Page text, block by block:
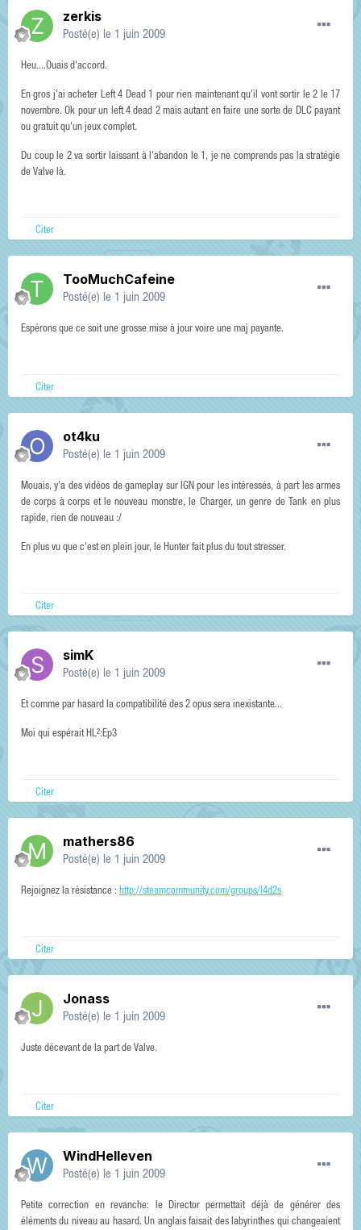
zerkis
Posté(e) le 1 juin 2009
Heu....Ouais d'accord.
En gros j'ai acheter Left 4 Dead 1 pour rien maintenant qu'il vont sortir le 2 le 17
novembre. Ok pour un left 4 dead 2 mais autant en faire une sorte de DLC payant
ou gratuit qu'un jeux complet.
Du coup le 2 va sortir laissant à l'abandon le 1, je ne comprends pas la stratégie
de Valve là.
Citer
TooMuchCafeine
Posté(e) le 1 juin 2009
Espérons que ce soit une grosse mise à jour voire une maj payante.
Citer
ot4ku
Posté(e) le 1 juin 2009
Mouais, y'a des vidéos de gameplay sur IGN pour les intéressés, à part les armes
de corps à corps et le nouveau monstre, le Charger, un genre de Tank en plus
rapide, rien de nouveau :/
En plus vu que c'est en plein jour, le Hunter fait plus du tout stresser.
Citer
simK
Posté(e) le 1 juin 2009
Et comme par hasard la compatibilité des 2 opus sera inexistante...
Moi qui espérait HL²:Ep3
Citer
mathers86
Posté(e) le 1 juin 2009
Rejoignez la résistance : http://steamcommunity.com/groups/l4d2s
Citer
Jonass
Posté(e) le 1 juin 2009
Juste décevant de la part de Valve.
Citer
WindHelleven
Posté(e) le 1 juin 2009
Petite correction en revanche: le Director permettait déjà de générer des
éléments du niveau au hasard. Un anglais faisait des labyrinthes qui changeaient